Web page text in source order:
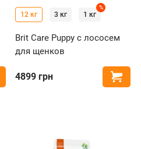
Купить
12 кг 3 кг 1 кг
%
Brit Care Puppy с лососем
для щенков
4899 грн